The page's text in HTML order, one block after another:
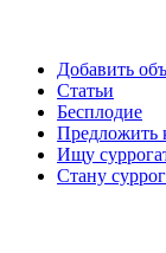
Добавить
Статьи
Бесплодие
Ищу
Стану